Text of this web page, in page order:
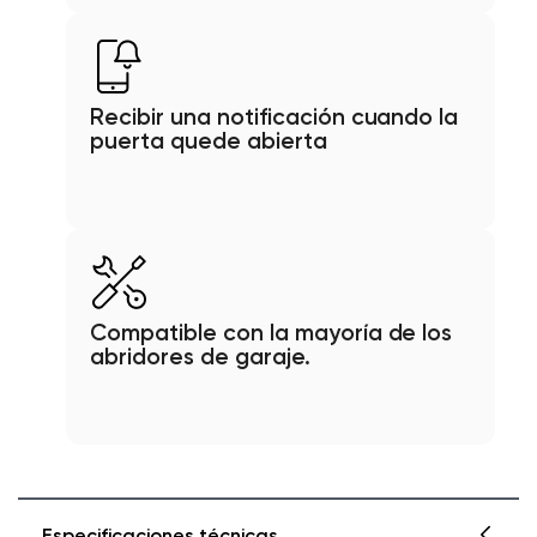
Recibir una notificación cuando la
puerta quede abierta
Compatible con la mayoría de los
abridores de garaje.